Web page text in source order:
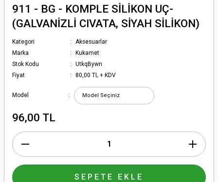
911 - BG - KOMPLE SİLİKON UÇ-
(GALVANİZLİ CIVATA, SİYAH SİLİKON)
Kategori
Aksesuarlar
Marka
Kukamet
Stok Kodu
UtkqBywn
Fiyat
80,00 TL + KDV
Model
96,00 TL
SEPETE EKLE